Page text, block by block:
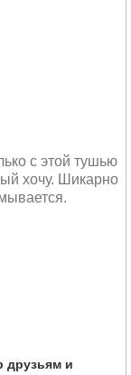
с этой тушью
хочу. Шикарно
друзьям и